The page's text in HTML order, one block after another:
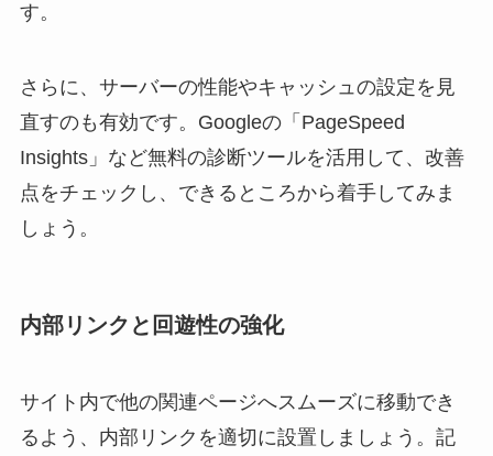
す。
さらに、サーバーの性能やキャッシュの設定を見
直すのも有効です。Googleの「PageSpeed
Insights」など無料の診断ツールを活用して、改善
点をチェックし、できるところから着手してみま
しょう。
内部リンクと回遊性の強化
サイト内で他の関連ページへスムーズに移動でき
るよう、内部リンクを適切に設置しましょう。記